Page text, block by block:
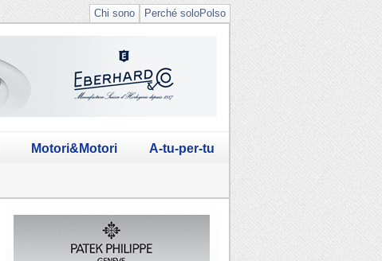
Perché soloPolso
Chi sono
Motori&Motori A-tu-per-tu